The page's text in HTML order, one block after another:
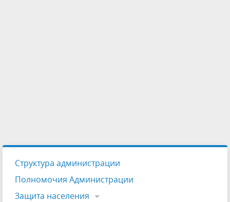
Структура администрации
Полномочия Администрации
Защита населения